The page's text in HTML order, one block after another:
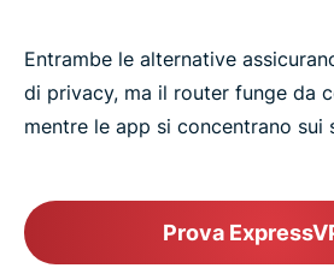
Entrambe le alternative
di privacy, ma il router funge da
mentre le app si concentrano sui
Prova